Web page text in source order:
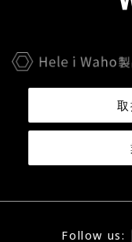
Follow us: